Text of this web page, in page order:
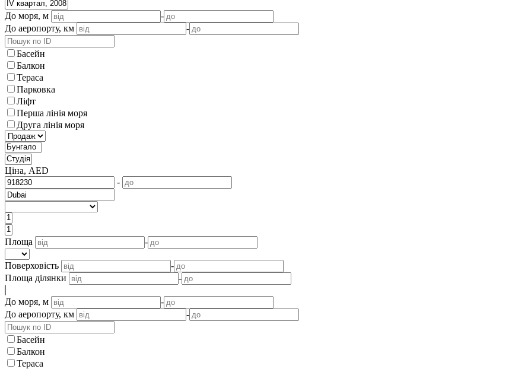
До моря, м
-
До аеропорту, км
-
Басейн
Балкон
Тераса
Парковка
Ліфт
Перша лінія моря
Друга лінія моря
Ціна, AED
-
Площа -
Поверховість
-
Площа ділянки
-
До моря, м
-
До аеропорту, км
-
Басейн
Балкон
Тераса